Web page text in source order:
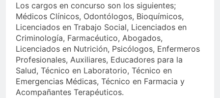
Los cargos en concurso son los siguientes;
Médicos Clínicos, Odontólogos, Bioquímicos,
Licenciados en Trabajo Social, Licenciados en
Criminología, Farmacéutico, Abogados,
Licenciados en Nutrición, Psicólogos, Enfermeros
Profesionales, Auxiliares, Educadores para la
Salud, Técnico en Laboratorio, Técnico en
Emergencias Médicas, Técnico en Farmacia y
Acompañantes Terapéuticos.